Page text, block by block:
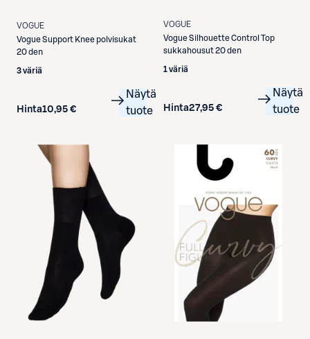
VOGUE
VogueSupport Knee polvisukat
20 den
3 väriä
Hinta10,95 €
Näytä
tuote
VOGUE
VogueSilhouette Control Top
sukkahousut 20 den
1 väriä
Hinta27,95 €
Näytä
tuote